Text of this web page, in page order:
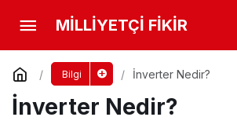
MİLLİYETÇİ FİKİR
Bilgi İnverter Nedir?
İnverter Nedir?
İnverter Nedir?